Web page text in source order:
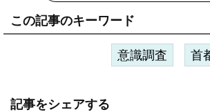
この記事のキーワード
意識調査 首
記事をシェアする